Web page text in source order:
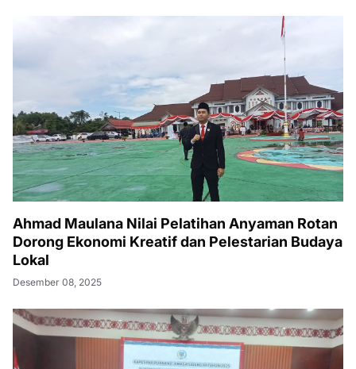
Ahmad Maulana Nilai Pelatihan Anyaman Rotan
Dorong Ekonomi Kreatif dan Pelestarian Budaya
Lokal
Desember 08, 2025